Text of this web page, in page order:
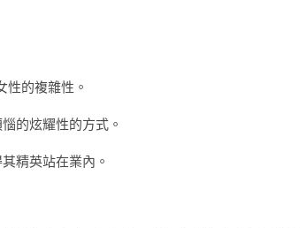
的複雜性。
的炫耀性的方式。
精英站在業內。